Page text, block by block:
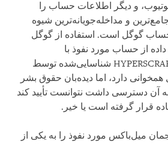
و دیگر اطلاعات حساب را
و مداخله‌جویانه‌ترین شیوه
گوگل است. استفاده از گوگل
از حساب مورد نفوذ با
خصوصیت‌های ابزار HYPERSCRAPE شناسایی‌شده توسط
دارد، اما دیده‌بان حقوق بشر
آن دسترسی داشت نتوانست تأیید کند
قرار گرفته است یا خیر.
میل‌باکس مورد نفوذ را به یکی از